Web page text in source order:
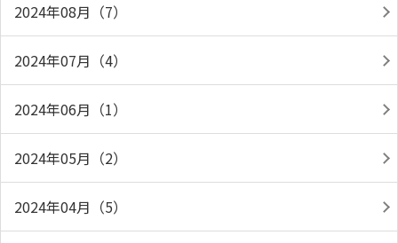
2024年08月（7）
2024年07月（4）
2024年06月（1）
2024年05月（2）
2024年04月（5）